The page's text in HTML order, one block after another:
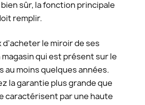
sûr, la fonction principale
remplir.
le miroir de ses
magasin qui est présent sur le
au moins quelques années.
la garantie plus grande que
caractérisent par une haute